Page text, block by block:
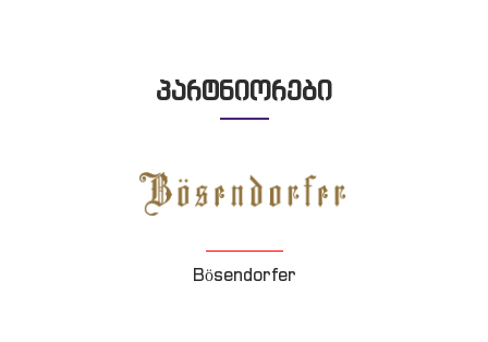
პარტნიორები
Bösendorfer